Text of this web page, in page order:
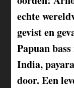
echte
gevist en
Papuan
India,
door. Een